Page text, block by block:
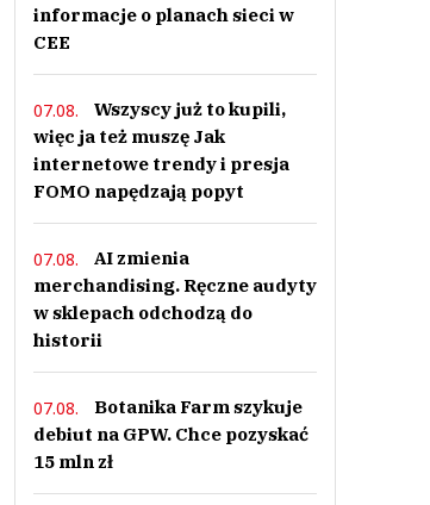
informacje o planach sieci w
CEE
07.08.
Wszyscy już to kupili,
więc ja też muszę Jak
internetowe trendy i presja
FOMO napędzają popyt
07.08.
AI zmienia
merchandising. Ręczne audyty
w sklepach odchodzą do
historii
07.08.
Botanika Farm szykuje
debiut na GPW. Chce pozyskać
15 mln zł